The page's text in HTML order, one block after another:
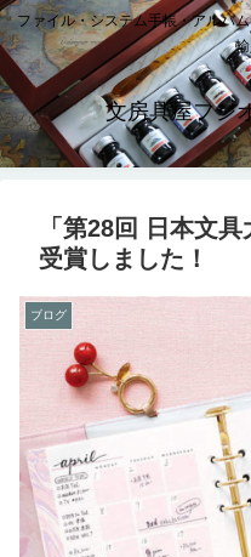
ファイル・システム手帳・アルバ
文房具屋フジ
「第28回 日本文
受賞しました！
ブログ